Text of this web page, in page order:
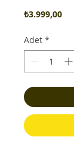
₺3.999,00
Adet *